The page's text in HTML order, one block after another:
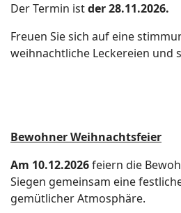
Der Termin istder 28.11.2026.
Freuen Sie sich auf eine
weihnachtliche Leckereien und
Bewohner Weihnachtsfeier
Am 10.12.2026feiern die
Siegen gemeinsam eine
gemütlicher Atmosphäre.